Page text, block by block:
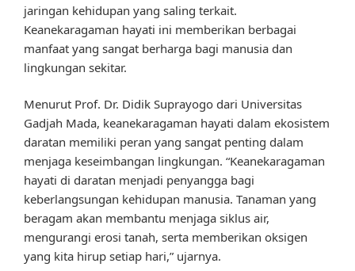
jaringan kehidupan yang saling terkait.
Keanekaragaman hayati ini memberikan berbagai
manfaat yang sangat berharga bagi manusia dan
lingkungan sekitar.
Menurut Prof. Dr. Didik Suprayogo dari Universitas
Gadjah Mada, keanekaragaman hayati dalam ekosistem
daratan memiliki peran yang sangat penting dalam
menjaga keseimbangan lingkungan. “Keanekaragaman
hayati di daratan menjadi penyangga bagi
keberlangsungan kehidupan manusia. Tanaman yang
beragam akan membantu menjaga siklus air,
mengurangi erosi tanah, serta memberikan oksigen
yang kita hirup setiap hari,” ujarnya.